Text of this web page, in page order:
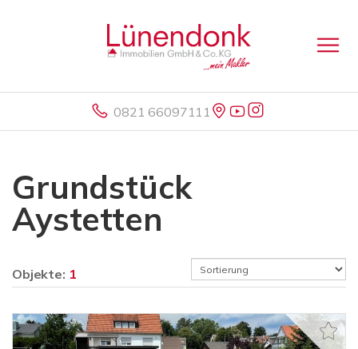
0821 66097111
Grundstück
Aystetten
Objekte: 1